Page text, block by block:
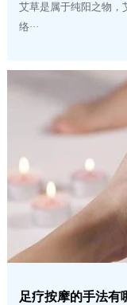
艾草是属于纯阳之物，
络···
足疗按摩的手法有